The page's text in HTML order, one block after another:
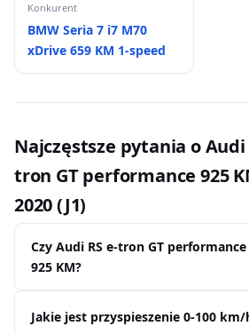
Konkurent
BMW Seria 7 i7 M70
xDrive 659 KM 1-speed
Najczęstsze pytania o Audi
tron GT performance 925
2020 (J1)
Czy Audi RS e-tron GT
925 KM?
Jakie jest przyspieszenie 0-100 km/